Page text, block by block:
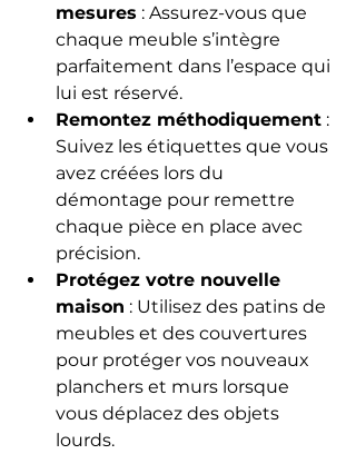
mesures : Assurez-vous que
chaque meuble s’intègre
parfaitement dans l’espace qui
lui est réservé.
Remontez méthodiquement :
Suivez les étiquettes que vous
avez créées lors du
démontage pour remettre
chaque pièce en place avec
précision.
Protégez votre nouvelle
maison : Utilisez des patins de
meubles et des couvertures
pour protéger vos nouveaux
planchers et murs lorsque
vous déplacez des objets
lourds.